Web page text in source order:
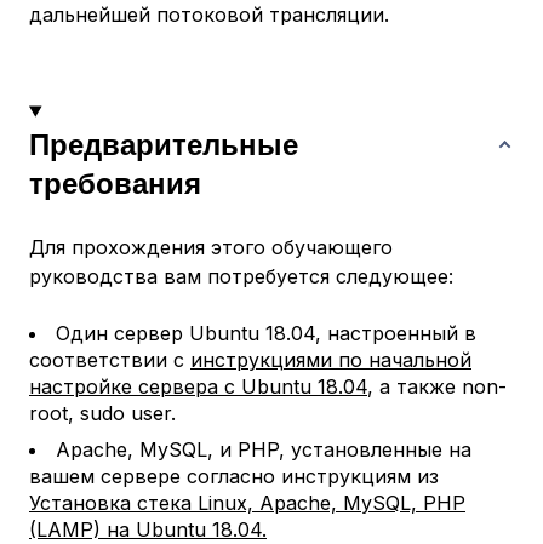
дальнейшей потоковой трансляции.
Предварительные
требования
Для прохождения этого обучающего
руководства вам потребуется следующее:
Один сервер Ubuntu 18.04, настроенный в
соответствии с инструкциями по начальной
настройке сервера с Ubuntu 18.04, а также non-
root, sudo user.
Apache, MySQL, и PHP, установленные на
вашем сервере согласно инструкциям из
Установка стека Linux, Apache, MySQL, PHP
(LAMP) на Ubuntu 18.04.